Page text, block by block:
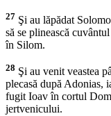
27 Şi au lăpădat
să se plinească
în Silom.
28 Şi au venit veastea
plecasă după Adonias,
fugit Ioav în cortul
jertvenicului.